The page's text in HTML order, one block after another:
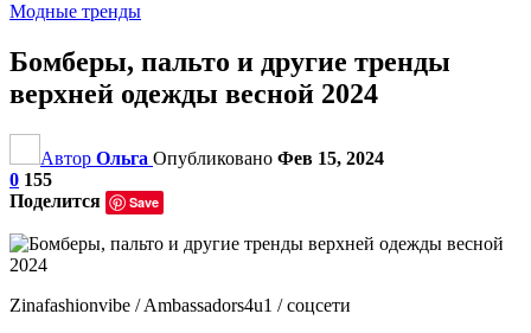
Модные тренды
Бомберы, пальто и другие тренды
верхней одежды весной 2024
Автор Ольга Опубликовано Фев 15, 2024
0 155
Поделится
Save
Zinafashionvibe / Ambassadors4u1 / соцсети